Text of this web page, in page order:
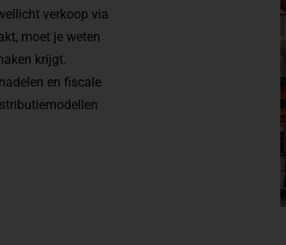
verkoop via
moet je weten
krijgt.
en fiscale